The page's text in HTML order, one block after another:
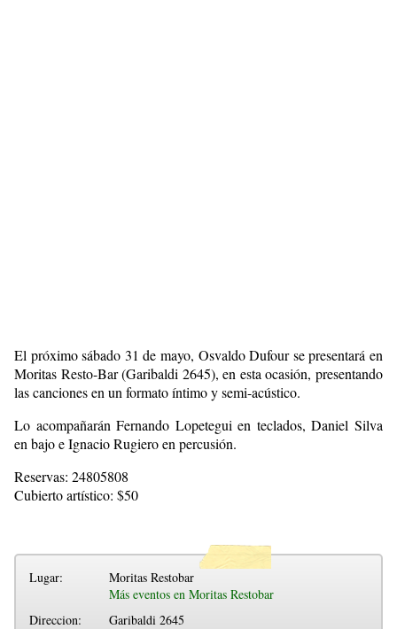
El próximo sábado 31 de mayo, Osvaldo Dufour se presentará en
Moritas Resto-Bar (Garibaldi 2645), en esta ocasión, presentando
las canciones en un formato íntimo y semi-acústico.
Lo acompañarán Fernando Lopetegui en teclados, Daniel Silva
en bajo e Ignacio Rugiero en percusión.
Reservas: 24805808
Cubierto artístico: $50
Lugar:
Moritas Restobar
Más eventos en Moritas Restobar
Direccion:
Garibaldi 2645